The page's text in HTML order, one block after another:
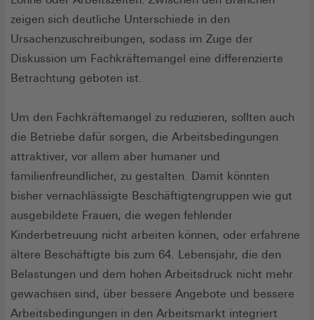
zeigen sich deutliche Unterschiede in den
Ursachenzuschreibungen, sodass im Zuge der
Diskussion um Fachkräftemangel eine differenzierte
Betrachtung geboten ist.
Um den Fachkräftemangel zu reduzieren, sollten auch
die Betriebe dafür sorgen, die Arbeitsbedingungen
attraktiver, vor allem aber humaner und
familienfreundlicher, zu gestalten. Damit könnten
bisher vernachlässigte Beschäftigtengruppen wie gut
ausgebildete Frauen, die wegen fehlender
Kinderbetreuung nicht arbeiten können, oder erfahrene
ältere Beschäftigte bis zum 64. Lebensjahr, die den
Belastungen und dem hohen Arbeitsdruck nicht mehr
gewachsen sind, über bessere Angebote und bessere
Arbeitsbedingungen in den Arbeitsmarkt integriert